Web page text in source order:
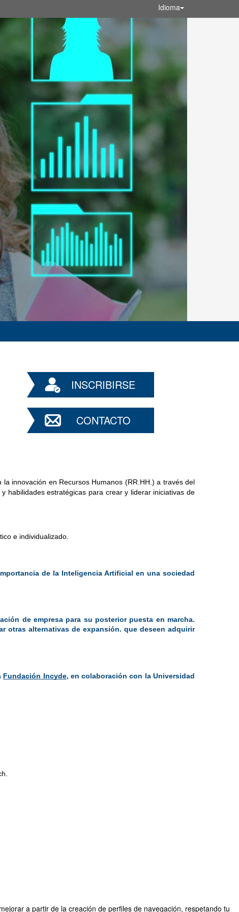
a partir de la creación de perfiles de navegación, respetando tu
Idioma
INSCRIBIRSE
CONTACTO
innovación en Recursos Humanos (RR.HH.) a través del
habilidades estratégicas para crear y liderar iniciativas de
e individualizado.
de la Inteligencia Artificial en una sociedad
de empresa para su posterior puesta en marcha.
otras alternativas de expansión. que deseen adquirir
Fundación Incyde, en colaboración con la Universidad